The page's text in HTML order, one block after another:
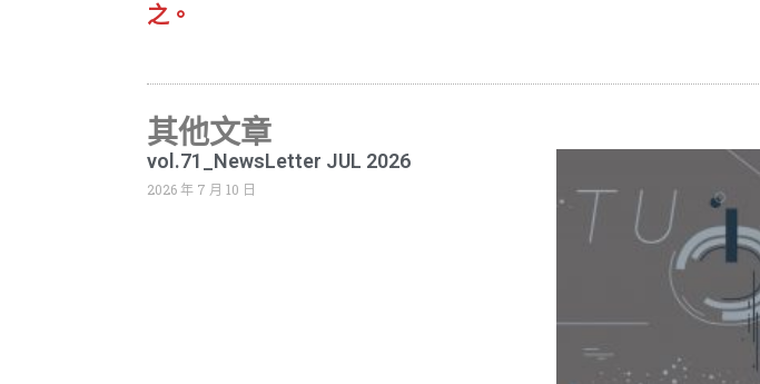
之。
其他文章
vol.71_NewsLetter JUL 2026
2026 年 7 月 10 日